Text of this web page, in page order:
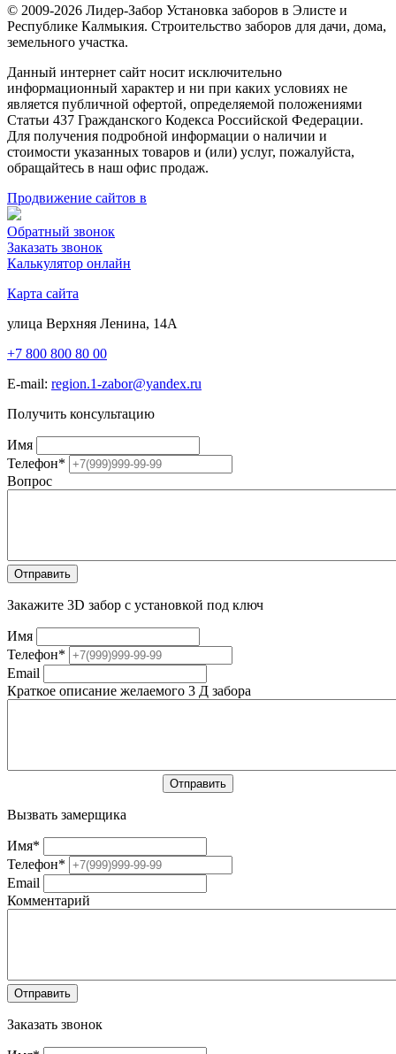
© 2009-2026 Лидер-Забор Установка заборов в Элисте и
Республике Калмыкия. Строительство заборов для дачи, дома,
земельного участка.
Данный интернет сайт носит исключительно
информационный характер и ни при каких условиях не
является публичной офертой, определяемой положениями
Статьи 437 Гражданского Кодекса Российской Федерации.
Для получения подробной информации о наличии и
стоимости указанных товаров и (или) услуг, пожалуйста,
обращайтесь в наш офис продаж.
Продвижение сайтов в
Обратный звонок
Заказать звонок
Калькулятор онлайн
Карта сайта
улица Верхняя Ленина, 14А
+7 800 800 80 00
E-mail: region.1-zabor@yandex.ru
Получить консультацию
Имя
Телефон*
Вопрос
Закажите 3D забор с установкой под ключ
Имя
Телефон*
Email
Краткое описание желаемого 3 Д забора
Вызвать замерщика
Имя*
Телефон*
Email
Комментарий
Заказать звонок